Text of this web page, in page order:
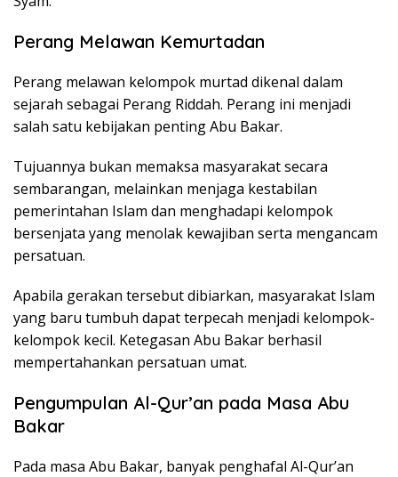
Perang Melawan Kemurtadan
Perang melawan kelompok murtad dikenal dalam
sejarah sebagai Perang Riddah. Perang ini menjadi
salah satu kebijakan penting Abu Bakar.
Tujuannya bukan memaksa masyarakat secara
sembarangan, melainkan menjaga kestabilan
pemerintahan Islam dan menghadapi kelompok
bersenjata yang menolak kewajiban serta mengancam
persatuan.
Apabila gerakan tersebut dibiarkan, masyarakat Islam
yang baru tumbuh dapat terpecah menjadi kelompok-
kelompok kecil. Ketegasan Abu Bakar berhasil
mempertahankan persatuan umat.
Pengumpulan Al-Qur’an pada Masa Abu
Bakar
Pada masa Abu Bakar, banyak penghafal Al-Qur’an